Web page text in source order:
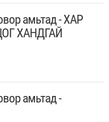
амьтад - ХАР
ХАНДГАЙ
амьтад -